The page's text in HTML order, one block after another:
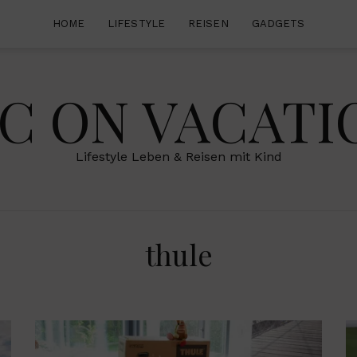
HOME LIFESTYLE REISEN GADGETS
ON
Lifestyle Leben & Reisen mit Kind
thule